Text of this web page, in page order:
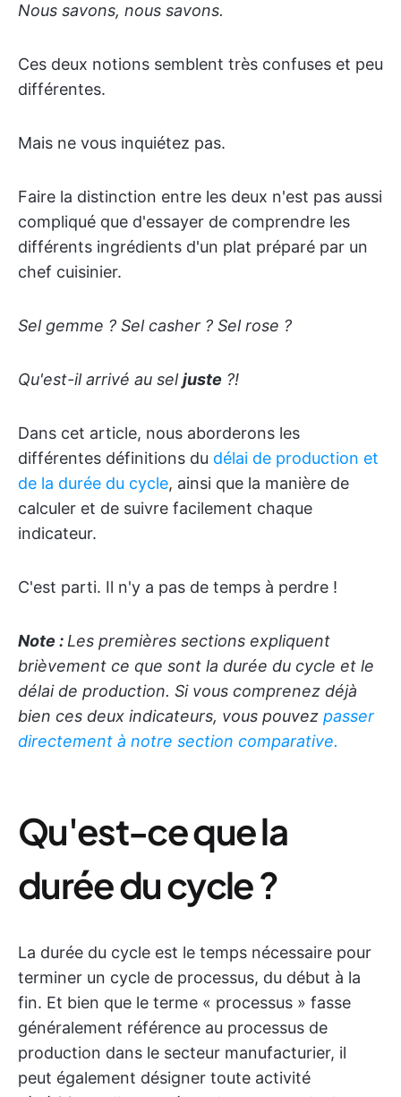
Nous savons, nous savons.
Ces deux notions semblent très confuses et peu
différentes.
Mais ne vous inquiétez pas.
Faire la distinction entre les deux n'est pas aussi
compliqué que d'essayer de comprendre les
différents ingrédients d'un plat préparé par un
chef cuisinier.
Sel gemme ? Sel casher ? Sel rose ?
Qu'est-il arrivé au seljuste ?!
Dans cet article, nous aborderons les
différentes définitions du délai de production et
de la durée du cycle, ainsi que la manière de
calculer et de suivre facilement chaque
indicateur.
C'est parti. Il n'y a pas de temps à perdre !
Note : Les premières sections expliquent
brièvement ce que sont la durée du cycle et le
délai de production. Si vous comprenez déjà
bien ces deux indicateurs, vous pouvez passer
directement à notre section comparative.
Qu'est-ce que la
durée du cycle ?
La durée du cycle est le temps nécessaire pour
terminer un cycle de processus, du début à la
fin. Et bien que le terme « processus » fasse
généralement référence au processus de
production dans le secteur manufacturier, il
peut également désigner toute activité